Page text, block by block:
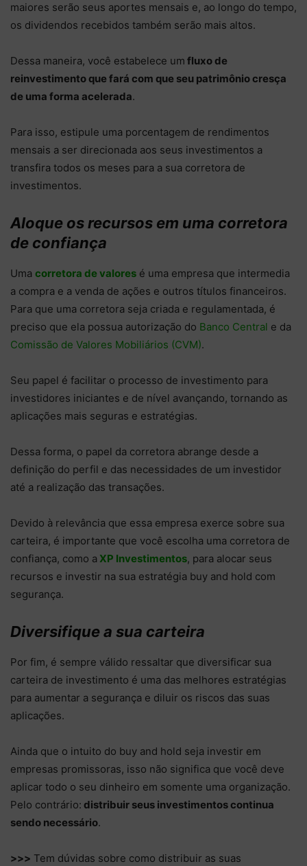
maiores serão seus aportes mensais e, ao longo do tempo,
os dividendos recebidos também serão mais altos.
Dessa maneira, você estabelece um fluxo de
reinvestimento que fará com que seu patrimônio cresça
de uma forma acelerada.
Para isso, estipule uma porcentagem de rendimentos
mensais a ser direcionada aos seus investimentos a
transfira todos os meses para a sua corretora de
investimentos.
Aloque os recursos em uma corretora
de confiança
Uma corretora de valores é uma empresa que intermedia
a compra e a venda de ações e outros títulos financeiros.
Para que uma corretora seja criada e regulamentada, é
preciso que ela possua autorização do Banco Central e da
Comissão de Valores Mobiliários (CVM).
Seu papel é facilitar o processo de investimento para
investidores iniciantes e de nível avançando, tornando as
aplicações mais seguras e estratégias.
Dessa forma, o papel da corretora abrange desde a
definição do perfil e das necessidades de um investidor
até a realização das transações.
Devido à relevância que essa empresa exerce sobre sua
carteira, é importante que você escolha uma corretora de
confiança, como a XP Investimentos, para alocar seus
recursos e investir na sua estratégia buy and hold com
segurança.
Diversifique a sua carteira
Por fim, é sempre válido ressaltar que diversificar sua
carteira de investimento é uma das melhores estratégias
para aumentar a segurança e diluir os riscos das suas
aplicações.
Ainda que o intuito do buy and hold seja investir em
empresas promissoras, isso não significa que você deve
aplicar todo o seu dinheiro em somente uma organização.
Pelo contrário: distribuir seus investimentos continua
sendo necessário.
>>> Tem dúvidas sobre como distribuir as suas